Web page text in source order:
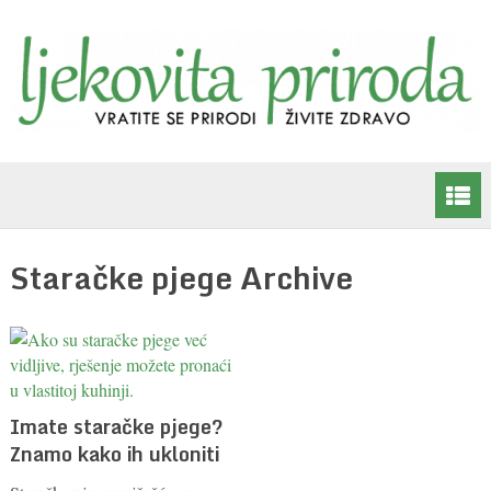
Staračke pjege Archive
Imate staračke pjege?
Znamo kako ih ukloniti